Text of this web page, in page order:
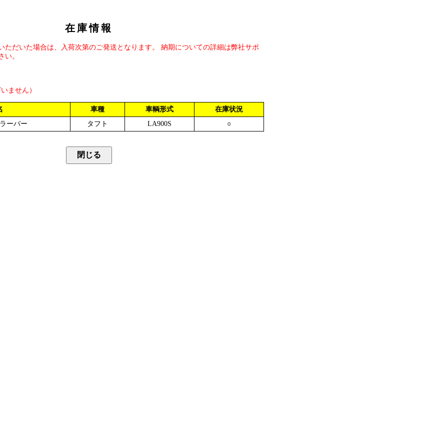
在庫情報
ただいた場合は、入荷次第のご発送となります。 納期についての詳細は弊社サポ
い。
ません）
車種 車輌形式
在庫状況
ーバー
タフト LA900S ○